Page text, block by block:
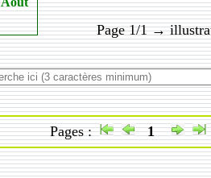
Page 1/1 →
Pages : 1